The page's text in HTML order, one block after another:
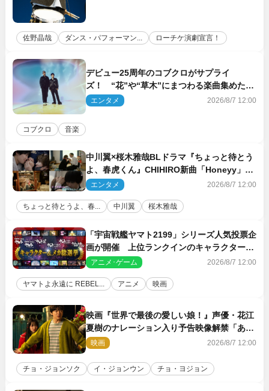
佐野晶哉 ダンス・パフォーマン... ローチケ演劇宣言！
デビュー25周年のコブクロがサプライ
ズ！ “花”や“草木”にまつわる楽曲集めた新
コンセプトアルバムを“花の日”に配信リリー
ス
エンタメ 2026/8/7 12:00
コブクロ 音楽
中川翼×桜木雅哉BLドラマ『ちょっと待とう
よ、春虎くん』CHIHIRO新曲「Honeyy」が
ED主題歌に決定！
エンタメ 2026/8/7 12:00
ちょっと待とうよ、春... 中川翼 桜木雅哉
「宇宙戦艦ヤマト2199」シリーズ人気投票企
画が開催 上位ランクインのキャラクター＆
メカは新規描き下ろしイラストを制作
アニメ･ゲーム 2026/8/7 12:00
ヤマトよ永遠に REBEL... アニメ 映画
映画『世界で最後の愛しい娘！』声優・花江
夏樹のナレーション入り予告映像解禁「あふ
れ出る温かさに涙が止まらない！」
映画 2026/8/7 12:00
チョ・ジョンソク イ・ジョンウン チョ・ヨジョン